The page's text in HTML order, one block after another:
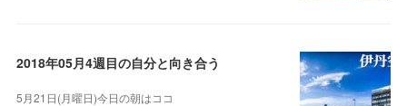
2018年05月4週目の自分と向き合う
5月21日(月曜日)今日の朝はココ